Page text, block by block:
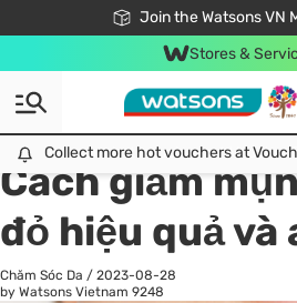
Join the Watsons VN
Free Shipping For Order
24h Fast delivery in Hồ
Stores &
Collect more hot vouchers at
All
Chăm Sóc Cá Nhân
Cách giảm
đỏ hiệu quả và
Chăm Sóc Da / 2023-08-28
by Watsons Vietnam 9248